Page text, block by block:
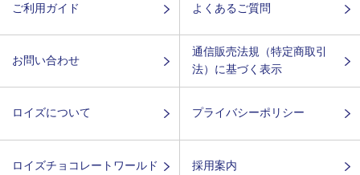
ご利用ガイド よくあるご質問
お問い合わせ
通信販売法規（特定商取引
法）に基づく表示
ロイズについて プライバシーポリシー
ロイズチョコレートワールド 採用案内